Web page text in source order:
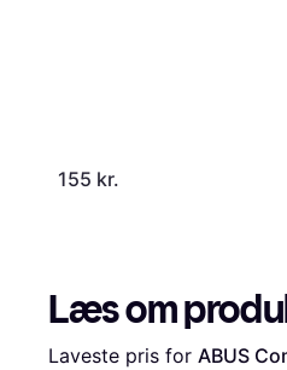
155 kr.
Læs om
Laveste pris for ABUS